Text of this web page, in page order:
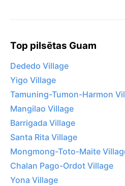
Top pilsētas Guam
Dededo Village
Yigo Village
Tamuning-Tumon-Harmon
Mangilao Village
Barrigada Village
Santa Rita Village
Mongmong-Toto-Maite
Chalan Pago-Ordot Village
Yona Village